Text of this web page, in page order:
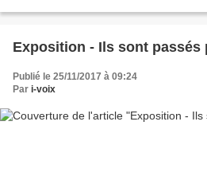
Exposition - Ils sont passés
Publié le 25/11/2017 à 09:24
Par i-voix